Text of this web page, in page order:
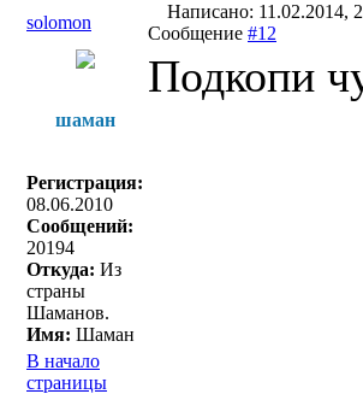
solomon
Написано: 11.02.2014,
Сообщение #12
шаман
Регистрация:
08.06.2010
Сообщений:
20194
Откуда: Из
страны
Шаманов.
Имя: Шаман
Подкопи
В начало
страницы